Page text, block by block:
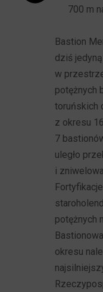
700 m
Bastion
dziś
w
potężnych
toruńskich
z okresu
7
uległo
i
potężnych
okresu